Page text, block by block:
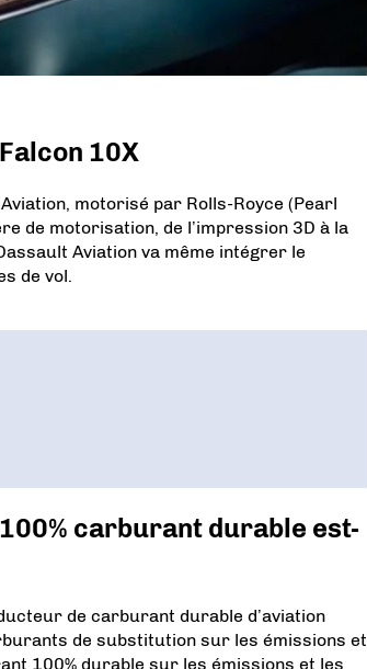
10X
motorisé par Rolls-Royce (Pearl
de motorisation, de l’impression 3D à la
Aviation va même intégrer le
de vol.
carburant durable est-
de carburant durable d’aviation
de substitution sur les émissions et
100% durable sur les émissions et les